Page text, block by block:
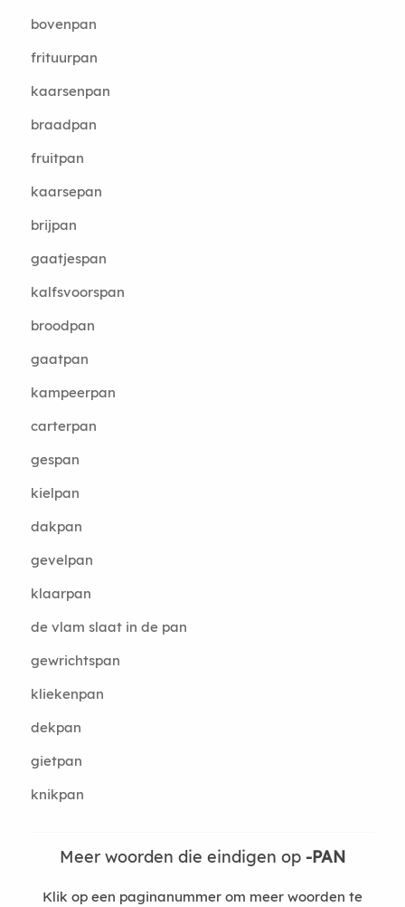
bovenpan
frituurpan
kaarsenpan
braadpan
fruitpan
kaarsepan
brijpan
gaatjespan
kalfsvoorspan
broodpan
gaatpan
kampeerpan
carterpan
gespan
kielpan
dakpan
gevelpan
klaarpan
de vlam slaat in de pan
gewrichtspan
kliekenpan
dekpan
gietpan
knikpan
Meer woorden die eindigen op -PAN
Klik op een paginanummer om meer woorden te